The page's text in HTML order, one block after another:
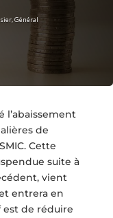
,Général
l’abaissement
de
Cette
suite à
vient
entrera en
est de réduire